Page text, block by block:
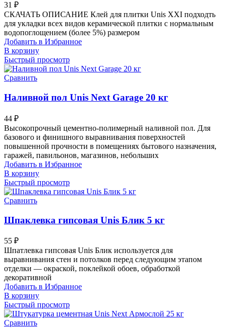
31 ₽
СКАЧАТЬ ОПИСАНИЕ Клей для плитки Unis XXI подходть
для укладки всех видов керамической плитки с нормальным
водопоглощением (более 5%) размером
Добавить в Избранное
В корзину
Быстрый просмотр
Сравнить
Наливной пол Unis Next Garage 20 кг
44 ₽
Высокопрочный цементно-полимерный наливной пол. Для
базового и финишного выравнивания поверхностей
повышенной прочности в помещениях бытового назначения,
гаражей, павильонов, магазинов, небольших
Добавить в Избранное
В корзину
Быстрый просмотр
Сравнить
Шпаклевка гипсовая Unis Блик 5 кг
55 ₽
Шпатлевка гипсовая Unis Блик используется для
выравнивания стен и потолков перед следующим этапом
отделки — окраской, поклейкой обоев, обработкой
декоративной
Добавить в Избранное
В корзину
Быстрый просмотр
Сравнить